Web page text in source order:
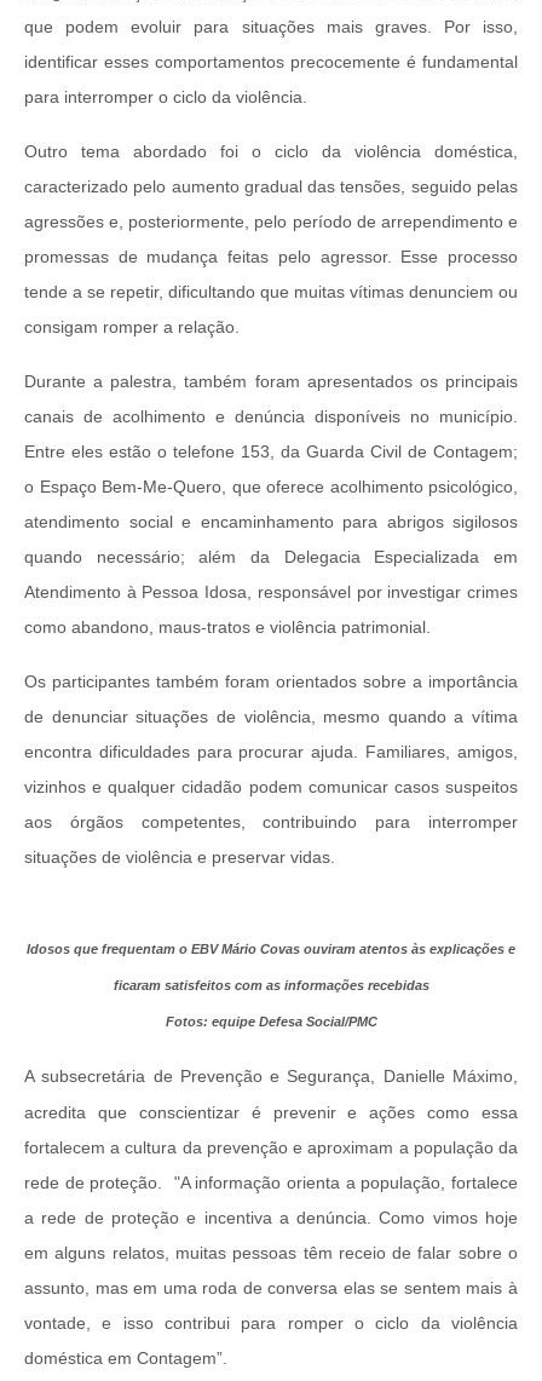
que podem evoluir para situações mais graves. Por isso,
identificar esses comportamentos precocemente é fundamental
para interromper o ciclo da violência.
Outro tema abordado foi o ciclo da violência doméstica,
caracterizado pelo aumento gradual das tensões, seguido pelas
agressões e, posteriormente, pelo período de arrependimento e
promessas de mudança feitas pelo agressor. Esse processo
tende a se repetir, dificultando que muitas vítimas denunciem ou
consigam romper a relação.
Durante a palestra, também foram apresentados os principais
canais de acolhimento e denúncia disponíveis no município.
Entre eles estão o telefone 153, da Guarda Civil de Contagem;
o Espaço Bem-Me-Quero, que oferece acolhimento psicológico,
atendimento social e encaminhamento para abrigos sigilosos
quando necessário; além da Delegacia Especializada em
Atendimento à Pessoa Idosa, responsável por investigar crimes
como abandono, maus-tratos e violência patrimonial.
Os participantes também foram orientados sobre a importância
de denunciar situações de violência, mesmo quando a vítima
encontra dificuldades para procurar ajuda. Familiares, amigos,
vizinhos e qualquer cidadão podem comunicar casos suspeitos
aos órgãos competentes, contribuindo para interromper
situações de violência e preservar vidas.
Idosos que frequentam o EBV Mário Covas ouviram atentos às explicações e
ficaram satisfeitos com as informações recebidas
Fotos: equipe Defesa Social/PMC
A subsecretária de Prevenção e Segurança, Danielle Máximo,
acredita que conscientizar é prevenir e ações como essa
fortalecem a cultura da prevenção e aproximam a população da
rede de proteção. "A informação orienta a população, fortalece
a rede de proteção e incentiva a denúncia. Como vimos hoje
em alguns relatos, muitas pessoas têm receio de falar sobre o
assunto, mas em uma roda de conversa elas se sentem mais à
vontade, e isso contribui para romper o ciclo da violência
doméstica em Contagem”.